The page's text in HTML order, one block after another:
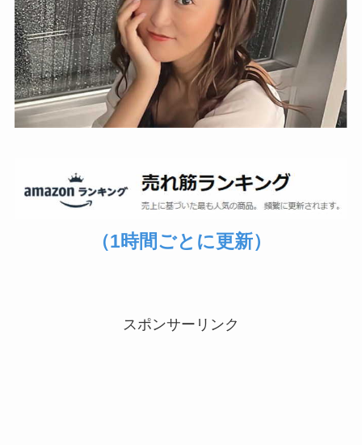
（1時間ごとに更新）
スポンサーリンク